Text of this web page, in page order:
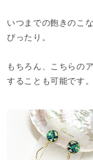
いつまでの飽きのこ
ぴったり。
もちろん、こちらの
することも可能です。